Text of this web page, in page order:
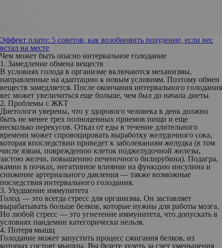
Эффект плато: 5 советов, как возобновить похудение, если вес
встал на месте
Чем может быть опасно интервальное голодание
1. Замедление обмена веществ
В условиях голода в организме включаются механизмы,
направленные на адаптацию к новым условиям. Поэтому обмен
веществ замедляется. После окончания интервального голодания
вес может увеличиться еще больше, чем был до начала диеты.
2. Проблемы с ЖКТ
Диетологи уверены, что у здорового человека в день должно
быть не менее трех полноценных приемов пищи и еще
несколько перекусов. Отказ от еды в течение длительного
времени может спровоцировать выработку желудочного сока,
которая впоследствии приведет к заболеваниям желудка (в том
числе язвам, повреждению клеток поджелудочной железы,
застою желчи, повышению печеночного билирубина). Подагра,
камни в почках, негативное влияние на функцию инсулина и
снижение артериального давления — также возможные
последствия интервального голодания.
3. Ухудшение иммунитета
Голод — это всегда стресс для организма. Он заставляет
вырабатывать больше белков, которые нужны для работы мозга.
Но любой стресс — это угнетение иммунитета, что допускать в
условиях пандемии категорически нельзя.
4. Потеря мышц
Голодание может запустить процесс сжигания белков, из
которых состоят мышцы. Вы будете худеть за счет уменьшения